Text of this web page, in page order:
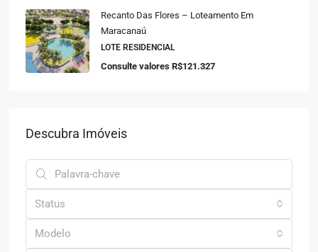
Recanto Das Flores – Loteamento Em
Maracanaú
LOTE RESIDENCIAL
Consulte valores R$121.327
Descubra Imóveis
Status
Modelo